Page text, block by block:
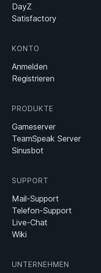
DayZ
Satisfactory
KONTO
Anmelden
Registrieren
PRODUKTE
Gameserver
TeamSpeak Server
Sinusbot
SUPPORT
Mail-Support
Telefon-Support
Live-Chat
Wiki
UNTERNEHMEN